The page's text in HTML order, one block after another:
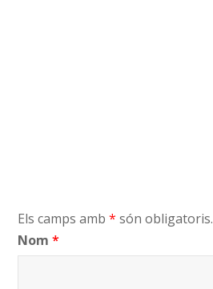
Els camps amb* són obligatoris.
Nom*